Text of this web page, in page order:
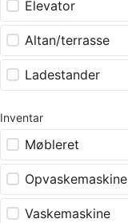
Elevator
Altan/terrasse
Ladestander
Inventar
Møbleret
Opvaskemaskine
Vaskemaskine